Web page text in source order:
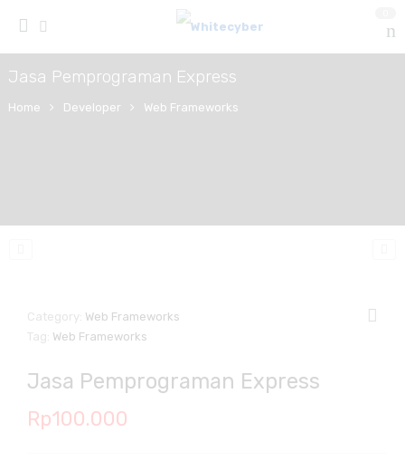
Jasa Pemprograman Express
Home Developer Web Frameworks
Category: Web Frameworks
Tag: Web Frameworks
Jasa Pemprograman Express
Rp100.000